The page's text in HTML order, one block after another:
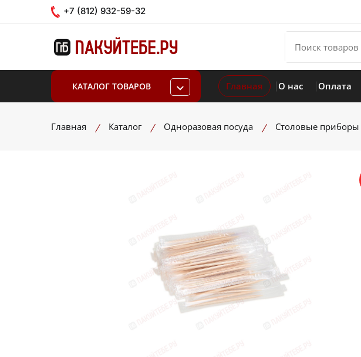
+7 (812) 932-59-32
КАТАЛОГ ТОВАРОВ Главная О нас Оплата
Главная Каталог Одноразовая посуда Столовые приборы